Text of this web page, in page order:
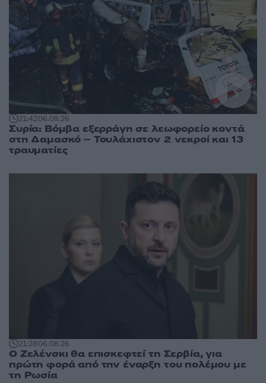
21:4206.08.26
Συρία: Βόμβα εξερράγη σε λεωφορείο κοντά
στη Δαμασκό – Τουλάχιστον 2 νεκροί και 13
τραυματίες
21:2806.08.26
Ο Ζελένσκι θα επισκεφτεί τη Σερβία, για
πρώτη φορά από την έναρξη του πολέμου με
τη Ρωσία